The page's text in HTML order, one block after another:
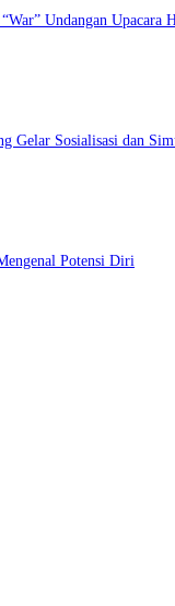
Undangan Upacara
Gelar Sosialisasi dan
Potensi Diri